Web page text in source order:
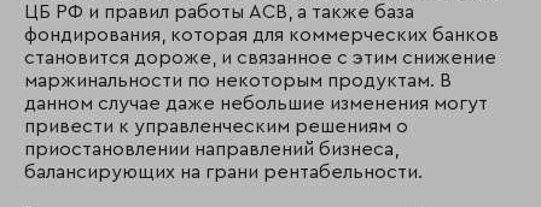
ЦБ РФ и правил работы АСВ, а также база
фондирования, которая для коммерческих банков
становится дороже, и связанное с этим снижение
маржинальности по некоторым продуктам. В
данном случае даже небольшие изменения могут
привести к управленческим решениям о
приостановлении направлений бизнеса,
балансирующих на грани рентабельности.